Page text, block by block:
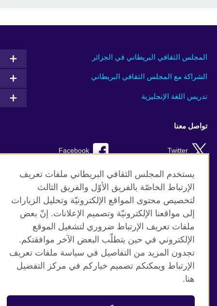
المجلس الثقافي البريطاني في الجزائر
الشراكة مع المجلس الثقافي البريطاني
تدريس اللغة الإنجليزية
تواصل معنا
Facebook Twitter
TikTok Instagram
Youtube
موقع المجلس الثقافي البريطاني العالمي
الخصوصية وشروط الاستخدام
ملفات تعريف الإرتباط
خارطة الموقع
يستخدم المجلس الثقافي البريطاني ملفات تعريف
الإرتباط الخاصّة بالفريق الأوّل والفريق الثالث
لتخصيص محتوى المواقع الإلكترونيّة وتحليل الزيارات
إلى مواقعنا الإلكترونيّة وتصميم الإعلانات. إنّ بعض
ملفات تعريف الإرتباط ضروري لتشغيل الموقع
الإلكتروني في حين يتطلّب البعض الآخر موافقتكم.
تجدون المزيد من التفاصيل في سياسة ملفات تعريف
الإرتباط ويمكنكم تصميم خياركم في مركز التفضيل
هنا.